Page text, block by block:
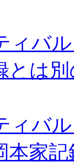
ィバ
とは
ィバ
本家